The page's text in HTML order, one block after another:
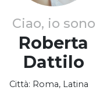
Ciao, io sono
Roberta
Dattilo
Città: Roma, Latina